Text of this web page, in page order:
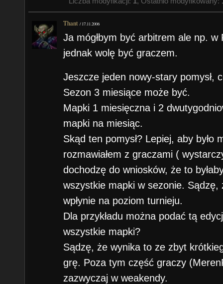
Thant /17.11.2006
Ja mógłbym być arbitrem ale np.
jednak wolę być graczem.
Jeszcze jeden nowy-stary pomysł,
Sezon 3 miesiące może być.
Mapki 1 miesięczna i 2
mapki na miesiąc.
Skąd ten pomysł? Lepiej, aby było
rozmawiałem z graczami (
dochodzę do wniosków, że to
wszystkie mapki w sezonie.
wpłynie na poziom turnieju.
Dla przykładu można podać tą
wszystkie mapki?
Sądzę, że wynika to ze zbyt
grę. Poza tym część graczy
zazwyczaj w weakendy.